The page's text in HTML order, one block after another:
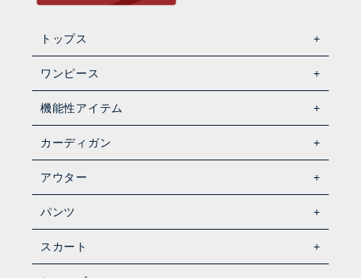
トップス
ワンピース
機能性アイテム
カーディガン
アウター
パンツ
スカート